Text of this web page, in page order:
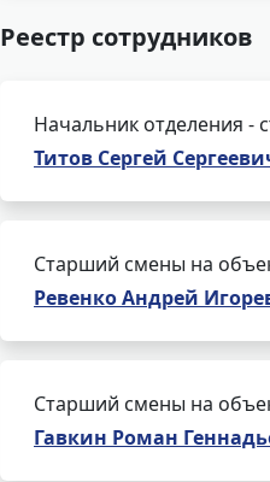
Реестр сотрудников
Начальник отделения -
Титов Сергей
Старший смены на
Ревенко Андрей
Старший смены на
Гавкин Роман